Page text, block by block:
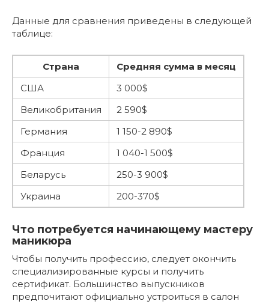
Данные для сравнения приведены в следующей
таблице:
Страна
Средняя сумма в месяц
США
3 000$
Великобритания
2 590$
Германия
1 150-2 890$
Франция
1 040-1 500$
Беларусь
250-3 900$
Украина
200-370$
Что потребуется начинающему мастеру
маникюра
Чтобы получить профессию, следует окончить
специализированные курсы и получить
сертификат. Большинство выпускников
предпочитают официально устроиться в салон